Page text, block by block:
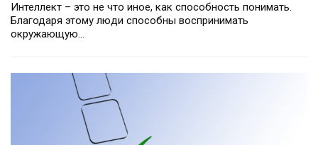
Интеллект – это не что иное, как способность понимать.
Благодаря этому люди способны воспринимать
окружающую…